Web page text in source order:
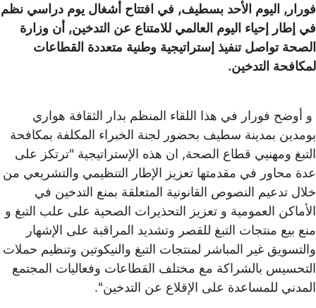
فورار, اليوم الأحد بسطيف, في افتتاح أشغال يوم دراسي نظم
في إطار إحياء اليوم العالمي للامتناع عن التدخين, أن وزارة
الصحة تواصل تنفيذ إستراتيجية وطنية متعددة القطاعات
لمكافحة التدخين.
و أوضح فورار في هذا اللقاء المنظم بدار الثقافة هواري
بومدين بمدينة سطيف بحضور لجنة الخبراء المكلفة بمكافحة
التبغ ومهنيي قطاع الصحة, ان هذه الإستراتيجية "ترتكز على
عدة محاور في مقدمتها تعزيز الإطار التنظيمي والتشريعي من
خلال تدعيم النصوص القانونية المتعلقة بمنع التدخين في
الأماكن العمومية و تعزيز التحذيرات الصحية على علب التبغ و
منع بيع منتجات التبغ للقصر وتشديد المراقبة على الإشهار
والتسويق غير المباشر لمنتجات التبغ والنيكوتين وتنظيم حملات
التحسيس بالشراكة مع مختلف القطاعات وفعاليات المجتمع
المدني للمساعدة على الإقلاع عن التدخين''.